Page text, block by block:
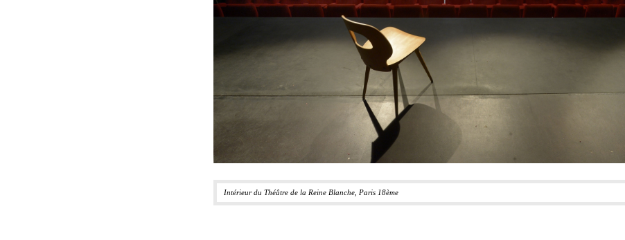
Intérieur du Théâtre de la Reine Blanche, Paris 18ème